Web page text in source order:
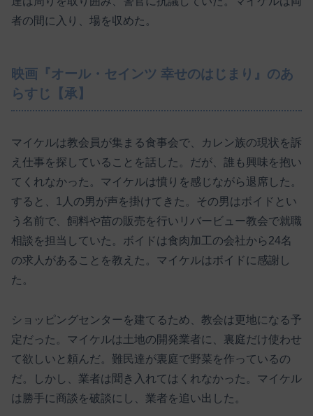
者の間に入り、場を収めた。
映画『オール・セインツ 幸せのはじまり』のあ
らすじ【承】
マイケルは教会員が集まる食事会で、カレン族の現状を訴
え仕事を探していることを話した。だが、誰も興味を抱い
てくれなかった。マイケルは憤りを感じながら退席した。
すると、1人の男が声を掛けてきた。その男はボイドとい
う名前で、飼料や苗の販売を行いリバービュー教会で就職
相談を担当していた。ボイドは食肉加工の会社から24名
の求人があることを教えた。マイケルはボイドに感謝し
た。
ショッピングセンターを建てるため、教会は更地になる予
定だった。マイケルは土地の開発業者に、裏庭だけ使わせ
て欲しいと頼んだ。難民達が裏庭で野菜を作っているの
だ。しかし、業者は聞き入れてはくれなかった。マイケル
は勝手に商談を破談にし、業者を追い出した。